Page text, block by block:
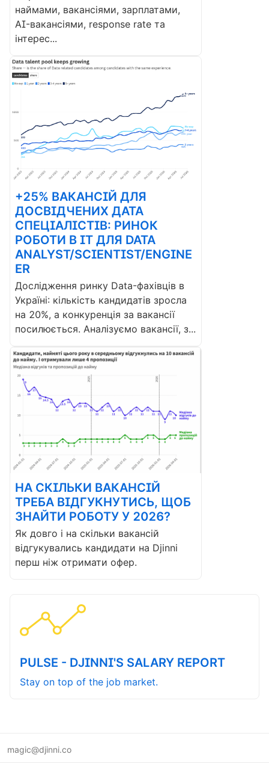
наймами, вакансіями, зарплатами,
AI-вакансіями, response rate та
інтерес...
+25% ВАКАНСІЙ ДЛЯ
ДОСВІДЧЕНИХ ДАТА
СПЕЦІАЛІСТІВ: РИНОК
РОБОТИ В ІТ ДЛЯ DATA
ANALYST/SCIENTIST/ENGINE
ER
Дослідження ринку Data-фахівців в
Україні: кількість кандидатів зросла
на 20%, а конкуренція за вакансії
посилюється. Аналізуємо вакансії, з...
НА СКІЛЬКИ ВАКАНСІЙ
ТРЕБА ВІДГУКНУТИСЬ, ЩОБ
ЗНАЙТИ РОБОТУ У 2026?
Як довго і на скільки вакансій
відгукувались кандидати на Djinni
перш ніж отримати офер.
PULSE - DJINNI'S SALARY REPORT
Stay on top of the job market.
magic@djinni.co